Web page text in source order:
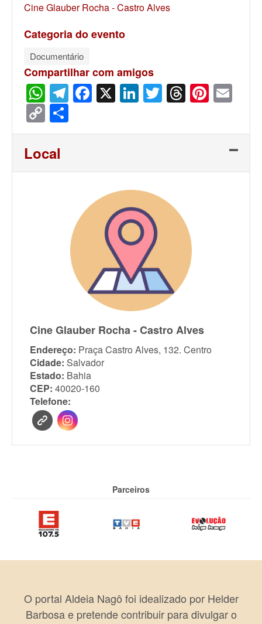
Cine Glauber Rocha - Castro Alves
Categoria do evento
Documentário
Compartilhar com amigos
WhatsApp
Telegram
Facebook
X LinkedIn
Twitter
Threads
Copy
Link
Local
Cine Glauber Rocha - Castro Alves
Endereço: Praça Castro Alves, 132. Centro
Cidade: Salvador
Estado: Bahia
CEP: 40020-160
Telefone:
Parceiros
O portal Aldeia Nagô foi idealizado por Helder
Barbosa e pretende contribuir para divulgar o